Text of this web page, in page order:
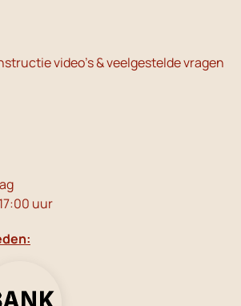
video's & veelgestelde vragen
uur